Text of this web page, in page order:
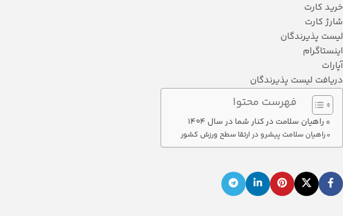
خرید کارت
شارژ کارت
لیست پذیرندگان
اینستاگرام
آپارات
دریافت لیست پذیرندگان
فهرست محتوا
راهیان سلامت در کنار شما در سال 1404
راهیان سلامت پیشرو در ارتقا سطح ورزش کشور